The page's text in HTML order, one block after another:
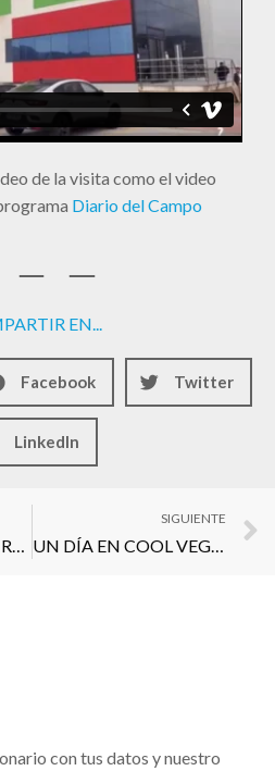
de la visita como el video
Diario del Campo
EN...
Facebook Twitter
LinkedIn
SIGUIENTE
UN DÍA EN COOL VEGA COMPANY
con tus datos y nuestro